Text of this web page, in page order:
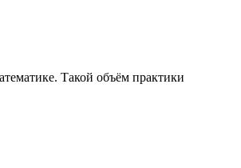
Такой объём практики